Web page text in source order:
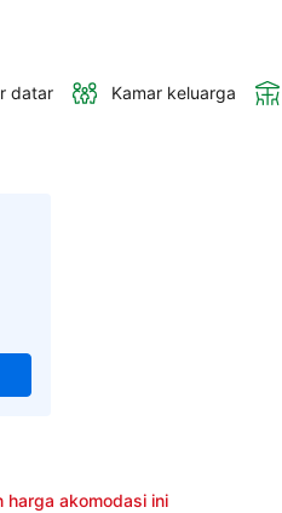
datar Kamar keluarga
harga akomodasi ini